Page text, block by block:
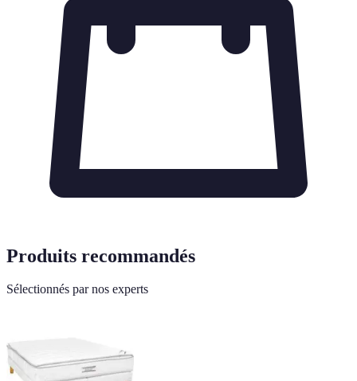
Produits recommandés
Sélectionnés par nos experts